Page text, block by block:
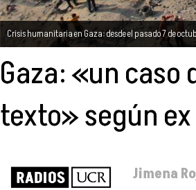
Crisis humanitaria en Gaza: desde el pasado 7 de
Gaza: «un
texto» según
Jimena